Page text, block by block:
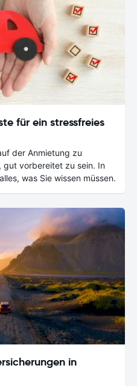
für ein stressfreies
der Anmietung zu
gut vorbereitet zu sein. In
was Sie wissen müssen.
in